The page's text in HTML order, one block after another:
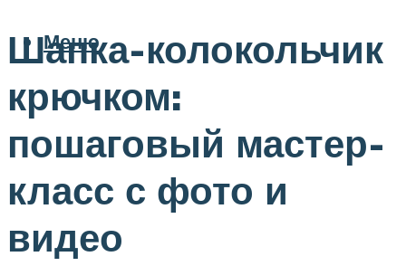
Меню
Шапка-колокольчик
крючком:
пошаговый мастер-
класс с фото и
видео